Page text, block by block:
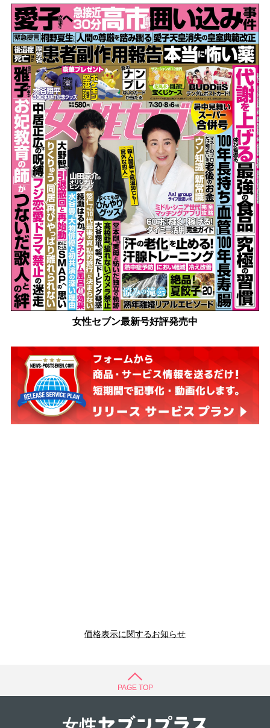
女性セブン最新号好評発売中
価格表示に関するお知らせ
PAGE TOP